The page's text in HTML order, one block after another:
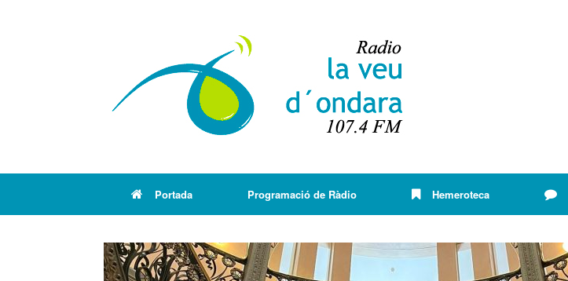
Portada Programació de Ràdio Hemeroteca